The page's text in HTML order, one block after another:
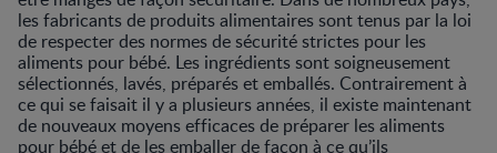
les fabricants de produits alimentaires sont tenus par la loi
de respecter des normes de sécurité strictes pour les
aliments pour bébé. Les ingrédients sont soigneusement
sélectionnés, lavés, préparés et emballés. Contrairement à
ce qui se faisait il y a plusieurs années, il existe maintenant
de nouveaux moyens efficaces de préparer les aliments
pour bébé et de les emballer de façon à ce qu’ils